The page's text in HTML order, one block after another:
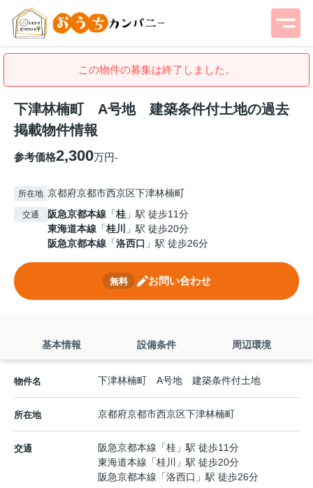
この物件の募集は終了しました。
下津林楠町 A号地 建築条件付土地の過去
掲載物件情報
参考価格2,300万円-
所在地 京都府京都市西京区下津林楠町
交通 阪急京都本線 「桂 」駅 徒歩11分
東海道本線 「桂川
」駅 徒歩20分
阪急京都本線 「洛西口 」駅 徒歩26分
無料 お問い合わせ
基本情報 設備条件 周辺環境
物件名 下津林楠町 A号地 建築条件付土地
所在地 京都府京都市西京区下津林楠町
交通 阪急京都本線 「桂 」駅 徒歩11分
東海道本線 「桂川
」駅 徒歩20分
阪急京都本線 「洛西口 」駅 徒歩26分